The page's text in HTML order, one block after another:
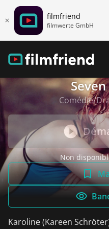
filmfriend
filmwerte GmbH
Comédie/
Non
Karoline (Kareen